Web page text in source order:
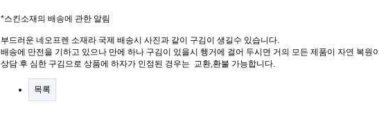
*스킨소재의 배송에 관한 알림
부드러운 네오프렌 소재라 국제 배송시 사진과 같이 구김이 생길수 있습니다.
배송에 만전을 기하고 있으나 만에 하나 구김이 있을시 행거에 걸어 두시면 거의 모든 제품이 자연 복원
상담 후 심한 구김으로 상품에 하자가 인정된 경우는 교환,환불 가능합니다.
목록